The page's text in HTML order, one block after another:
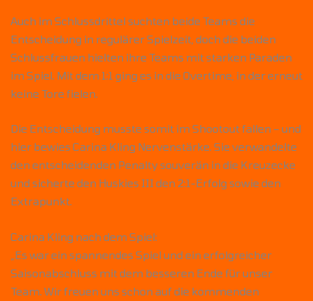
Auch im Schlussdrittel suchten beide Teams die
Entscheidung in regulärer Spielzeit, doch die beiden
Schlussfrauen hielten ihre Teams mit starken Paraden
im Spiel. Mit dem 1:1 ging es in die Overtime, in der erneut
keine Tore fielen.
Die Entscheidung musste somit im Shootout fallen – und
hier bewies Carina Kling Nervenstärke. Sie verwandelte
den entscheidenden Penalty souverän in die Kreuzecke
und sicherte den Huskies III den 2:1-Erfolg sowie den
Extrapunkt.
Carina Kling nach dem Spiel:
„Es war ein spannendes Spiel und ein erfolgreicher
Saisonabschluss mit dem besseren Ende für unser
Team. Wir freuen uns schon auf die kommenden